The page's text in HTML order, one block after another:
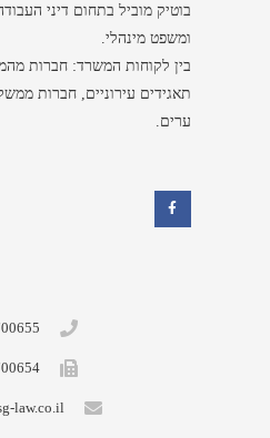
בוטיק מוביל בתחום דיני
ומשפט מינהלי.
בין לקוחות המשרד: חברות
תאגידים עירוניים, חברות
ערים.
c
e
b
o
law.co.il